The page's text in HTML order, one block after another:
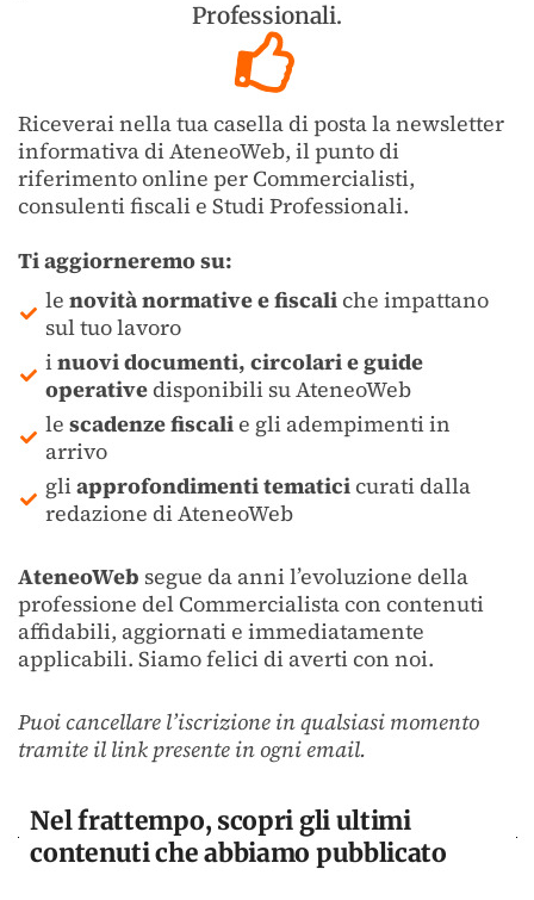
Professionali.
Riceverai nella tua casella di posta la newsletter
informativa di AteneoWeb, il punto di
riferimento online per Commercialisti,
consulenti fiscali e Studi Professionali.
Ti aggiorneremo su:
le novità normative e fiscaliche impattano
sul tuo lavoro
inuovi documenti, circolari e guide
operativedisponibili su AteneoWeb
le scadenze fiscalie gli adempimenti in
arrivo
gliapprofondimenti tematicicurati dalla
redazione di AteneoWeb
AteneoWeb segue da anni l’evoluzione della
professione del Commercialista con contenuti
affidabili, aggiornati e immediatamente
applicabili. Siamo felici di averti con noi.
Puoi cancellare l’iscrizione in qualsiasi momento
tramite il link presente in ogni email.
Nel frattempo, scopri gli ultimi
contenuti che abbiamo pubblicato